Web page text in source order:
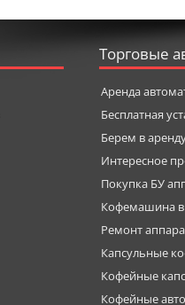
Торговые
Аренда
Бесплатная
Берем в
Интересное
Покупка БУ
Кофемашина
Ремонт
Капсульные
Кофейные
Кофейные